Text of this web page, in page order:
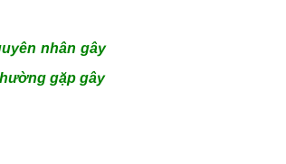
nhân gây
gặp gây